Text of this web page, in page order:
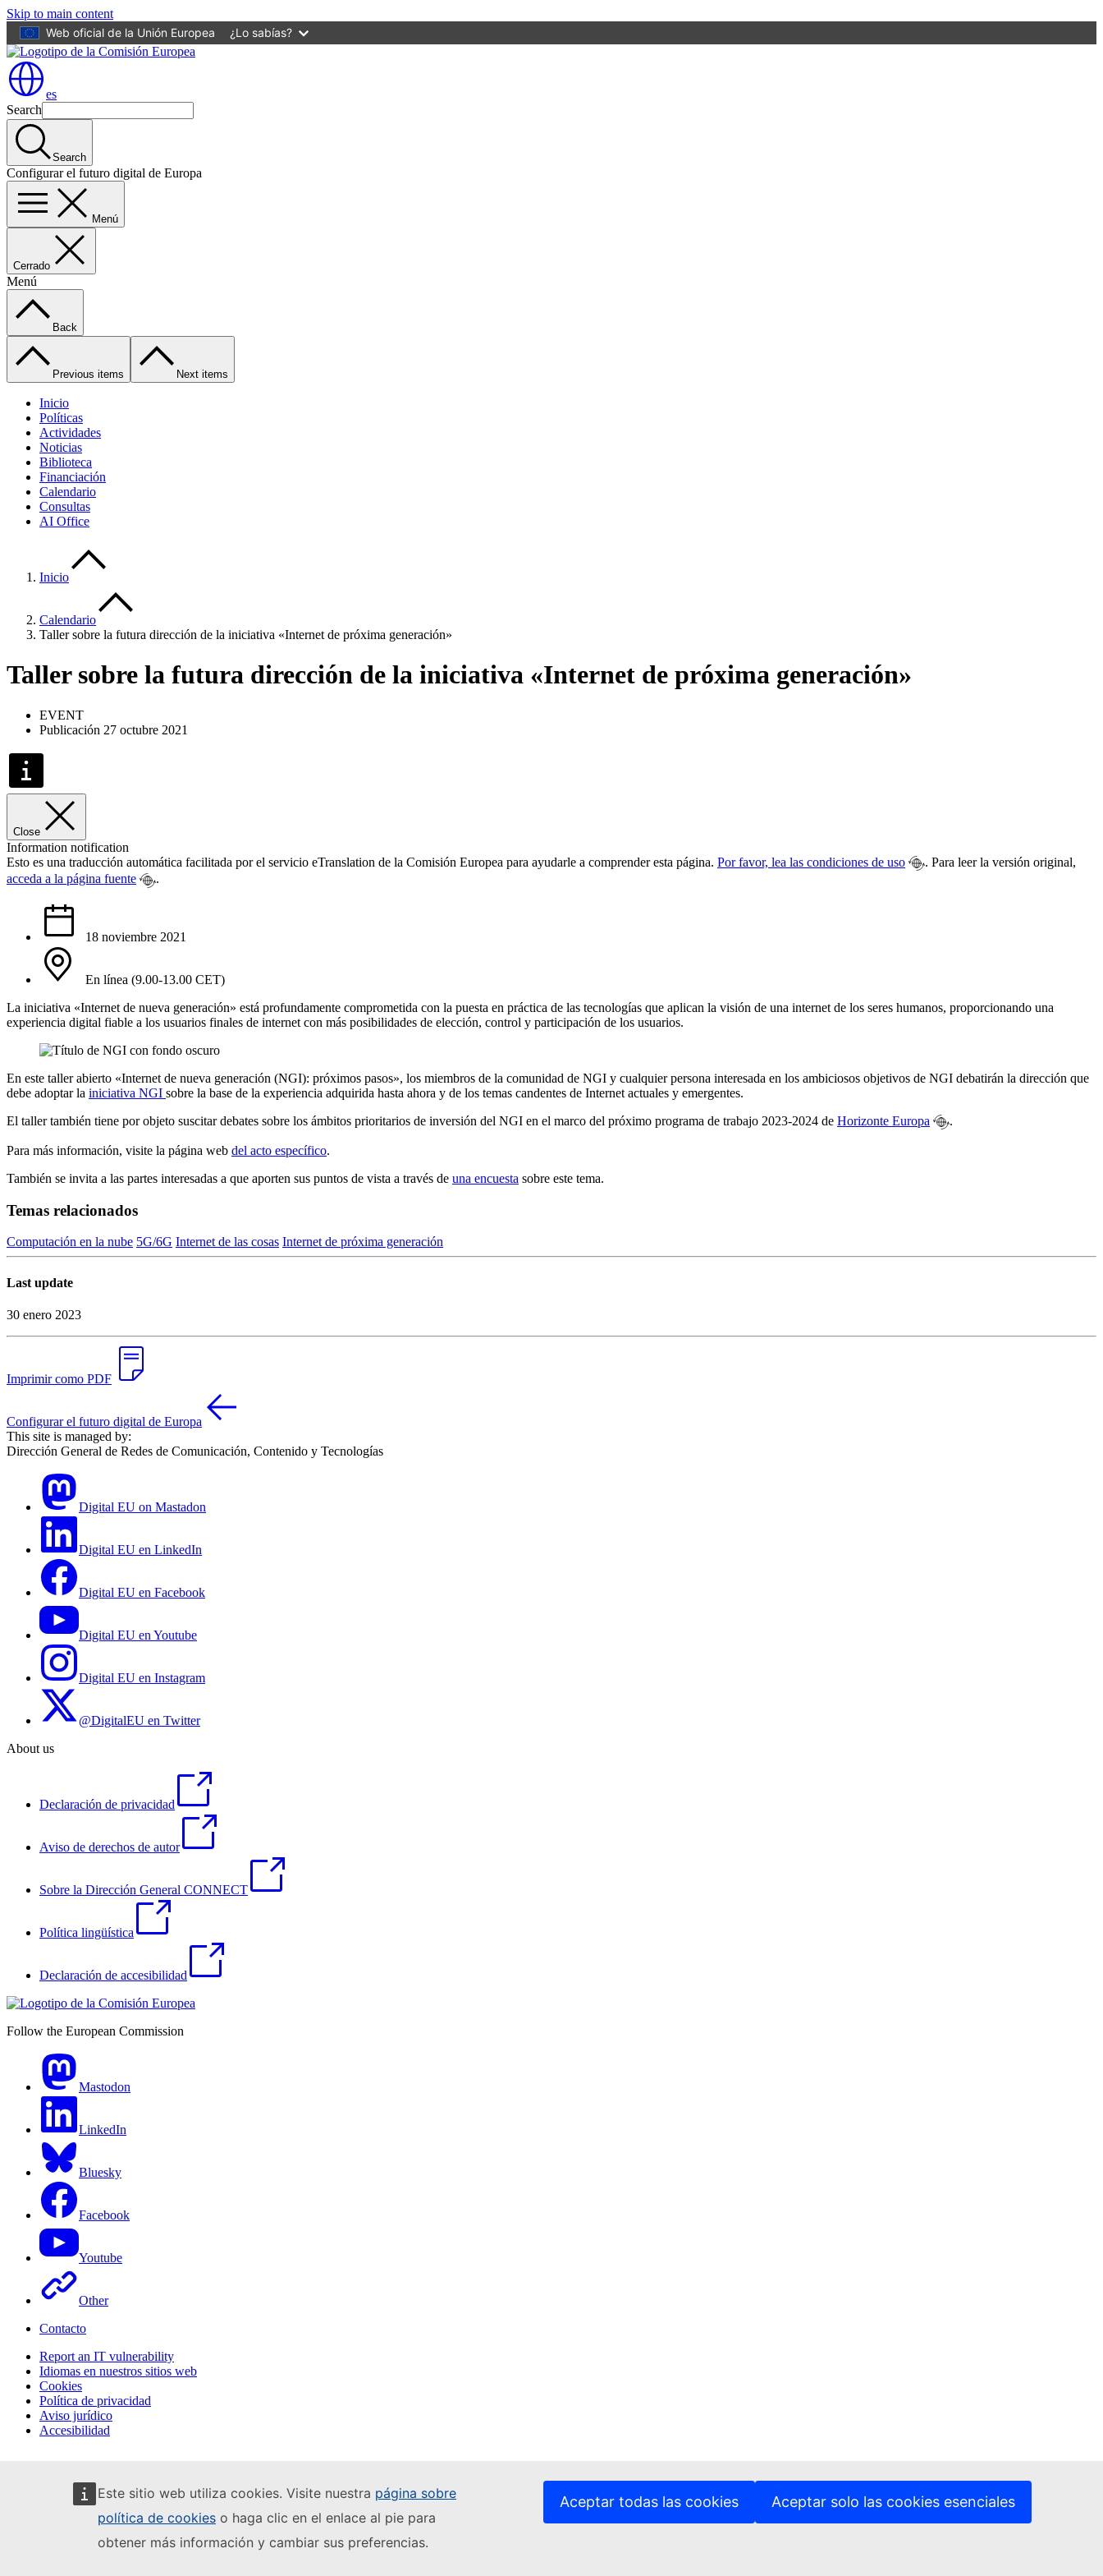
Skip to main content
Web oficial de la Unión Europea
¿Lo sabías?
Este sitio web utiliza cookies. Visite nuestra página sobre
política de cookies o haga clic en el enlace al pie para
obtener más información y cambiar sus preferencias.
Aceptar todas las cookies Aceptar solo las cookies esenciales
es
Search
Search
Configurar el futuro digital de Europa
Menú
Cerrado
Menú
Back
Previous items Next items
Inicio
Políticas
Actividades
Noticias
Biblioteca
Financiación
Calendario
Consultas
AI Office
Inicio
Calendario
Taller sobre la futura dirección de la iniciativa «Internet de próxima generación»
Taller sobre la futura dirección de la iniciativa «Internet de próxima generación»
EVENT
Publicación 27 octubre 2021
Close
Information notification
Esto es una traducción automática facilitada por el servicio eTranslation de la Comisión Europea para ayudarle a comprender esta página. Por favor, lea las condiciones de uso
. Para leer la versión original,
acceda a la página fuente
.
18 noviembre 2021
En línea (9.00-13.00 CET)
La iniciativa «Internet de nueva generación» está profundamente comprometida con la puesta en práctica de las tecnologías que aplican la visión de una internet de los seres humanos, proporcionando una
experiencia digital fiable a los usuarios finales de internet con más posibilidades de elección, control y participación de los usuarios.
En este taller abierto «Internet de nueva generación (NGI): próximos pasos», los miembros de la comunidad de NGI y cualquier persona interesada en los ambiciosos objetivos de NGI debatirán la dirección que
debe adoptar la iniciativa NGI sobre la base de la experiencia adquirida hasta ahora y de los temas candentes de Internet actuales y emergentes.
El taller también tiene por objeto suscitar debates sobre los ámbitos prioritarios de inversión del NGI en el marco del próximo programa de trabajo 2023-2024 de Horizonte Europa .
Para más información, visite la página web del acto específico.
También se invita a las partes interesadas a que aporten sus puntos de vista a través de una encuesta sobre este tema.
Temas relacionados
Computación en la nube 5G/6G Internet de las cosas Internet de próxima generación
Last update
30 enero 2023
Imprimir como PDF
Configurar el futuro digital de Europa
This site is managed by:
Dirección General de Redes de Comunicación, Contenido y Tecnologías
Digital EU on Mastadon
Digital EU en LinkedIn
Digital EU en Facebook
Digital EU en Youtube
Digital EU en Instagram
@DigitalEU en Twitter
About us
Declaración de privacidad
Aviso de derechos de autor
Sobre la Dirección General CONNECT
Política lingüística
Declaración de accesibilidad
Follow the European Commission
Mastodon
LinkedIn
Bluesky
Facebook
Youtube
Other
Contacto
Report an IT vulnerability
Idiomas en nuestros sitios web
Cookies
Política de privacidad
Aviso jurídico
Accesibilidad